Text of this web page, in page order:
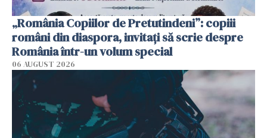
„România Copiilor de Pretutindeni”: copiii
români din diaspora, invitați să scrie despre
România într-un volum special
06 AUGUST 2026